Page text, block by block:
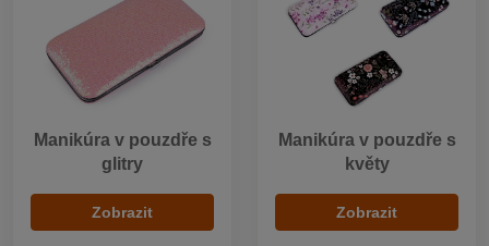
Manikúra v pouzdře s
glitry
Zobrazit
Manikúra v pouzdře s
květy
Zobrazit